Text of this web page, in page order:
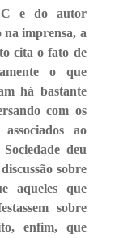
e do autor
imprensa, a
cita o fato de
o que
há bastante
com os
ao
deu
sobre
aqueles que
sobre
enfim, que